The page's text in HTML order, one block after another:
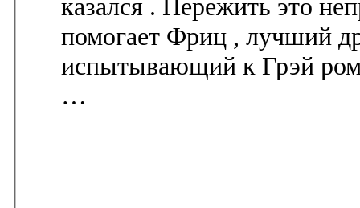
казался . Пережить это
помогает Фриц , лучший
испытывающий к Грэй
…